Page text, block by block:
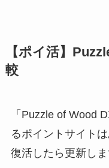
【ポイ活】
較
「Puzzle of Wood
るポイントサイトは
復活したら更新しま